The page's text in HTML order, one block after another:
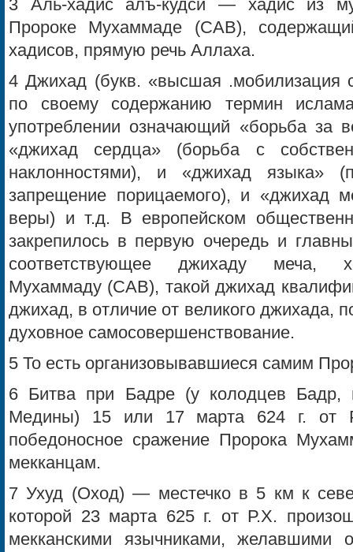
3 Аль-хадис алъ-кудси — хадис из
Пророке Мухаммаде (САВ),
хадисов, прямую речь Аллаха.
4 Джихад (букв. «высшая .мобилизация
по своему содержанию термин
употреблении означающий «борьба за
«джихад сердца» (борьба с
наклонностями), и «джихад языка»
запрещение порицаемого), и «джихад
веры) и т.д. В европейском
закрепилось в первую очередь и
соответствующее джихаду меча,
Мухаммаду (САВ), такой джихад
джихад, в отличие от великого джихада,
духовное самосовершенствование.
5 То есть организовывавшиеся самим
6 Битва при Бадре (у колодцев Бадр,
Медины) 15 или 17 марта 624 г. от
победоносное сражение Пророка
мекканцам.
7 Ухуд (Оход) — местечко в 5 км к
которой 23 марта 625 г. от Р.Х.
мекканскими язычниками, желавшими